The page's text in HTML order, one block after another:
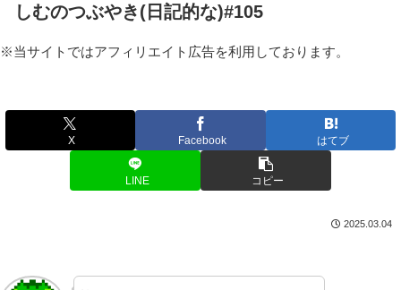
しむのつぶやき(日記的な)#105
※当サイトではアフィリエイト広告を利用しております。
X Facebook はてブ
LINE コピー
2025.03.04